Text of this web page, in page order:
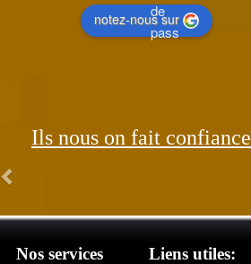
notez-nous sur
de
pass
née
ait du
servi
Ils nous on fait confiance
Nos services Liens utiles: